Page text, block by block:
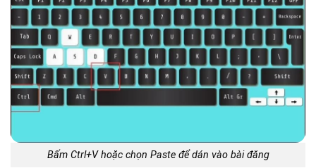
Bấm Ctrl+V hoặc chọn Paste để dán vào bài đăng